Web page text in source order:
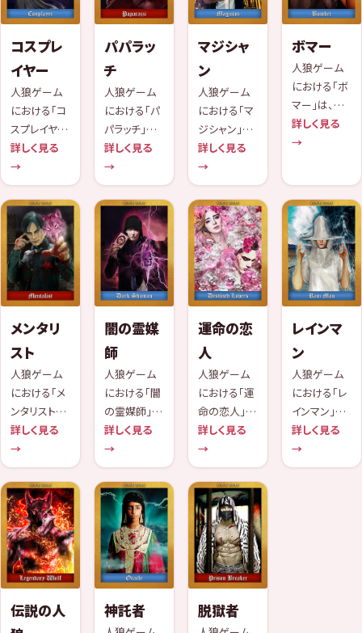
コスプレ
イヤー
人狼ゲーム
における「コ
スプレイヤ
ー」は、特殊
能力を持った
市民プレイヤ
ーです。この
役職のプレイ
ヤーは、毎晩
一人の市民
を人狼の攻
撃から守る
います。この
保
詳しく見る
→
パパラッ
チ
人狼ゲーム
における「パ
パラッチ」は、
人狼チーム
に属する特
殊な人間の
役職です。こ
の役職の持
ち主は、人狼
チームが勝
利した際に
勝利を享受
きます。パパ
ラッチ
詳しく見る
→
マジシャ
ン
人狼ゲーム
における「マ
ジシャン」
は、特殊能力
を持つ市民
プレイヤーで
す。この役職
の持ち主は、
ゲーム開始
時の第1夜
に、他のプレ
イヤーからカ
い、そのカー
ド
詳しく見る
→
ボマー
人狼ゲーム
における「ボ
マー」は、特
殊能力を持っ
た市民プレイ
ーム中一度
だけ、自分の
部屋に爆弾
を仕掛けて
無敵の状態
になることが
できます。無
敵中
詳しく見る
→
メンタリ
スト
人狼ゲーム
における「メ
ンタリスト」
は、特殊な役
職を持つ市
民でありな
がら人狼チ
ームに属して
います。この
役職のプレイ
ヤーは、人狼
チームが勝
勝利を収め
詳しく見る
→
闇の霊媒
師
人狼ゲーム
における「闇
の霊媒師」
は、特殊能力
を持った市民
プレイヤーで
す。この役職
は、死んだプ
レイヤーが人
狼であったか
どうかを確認
する能力を
す。更に独特
詳しく見る
→
運命の恋
人
人狼ゲーム
における「運
命の恋人」
は、特殊能力
を持った市民
プレイヤー
で、2人1組の
役職です。こ
の役職は、恋
人同士がお
互いの存在
を知ってお
力してゲーム
詳しく見る
→
レインマ
ン
人狼ゲーム
における「レ
インマン」は、
特殊能力を
持った市民プ
レイヤーで
詳しく見る
→
伝説の人
神託者 脱獄者